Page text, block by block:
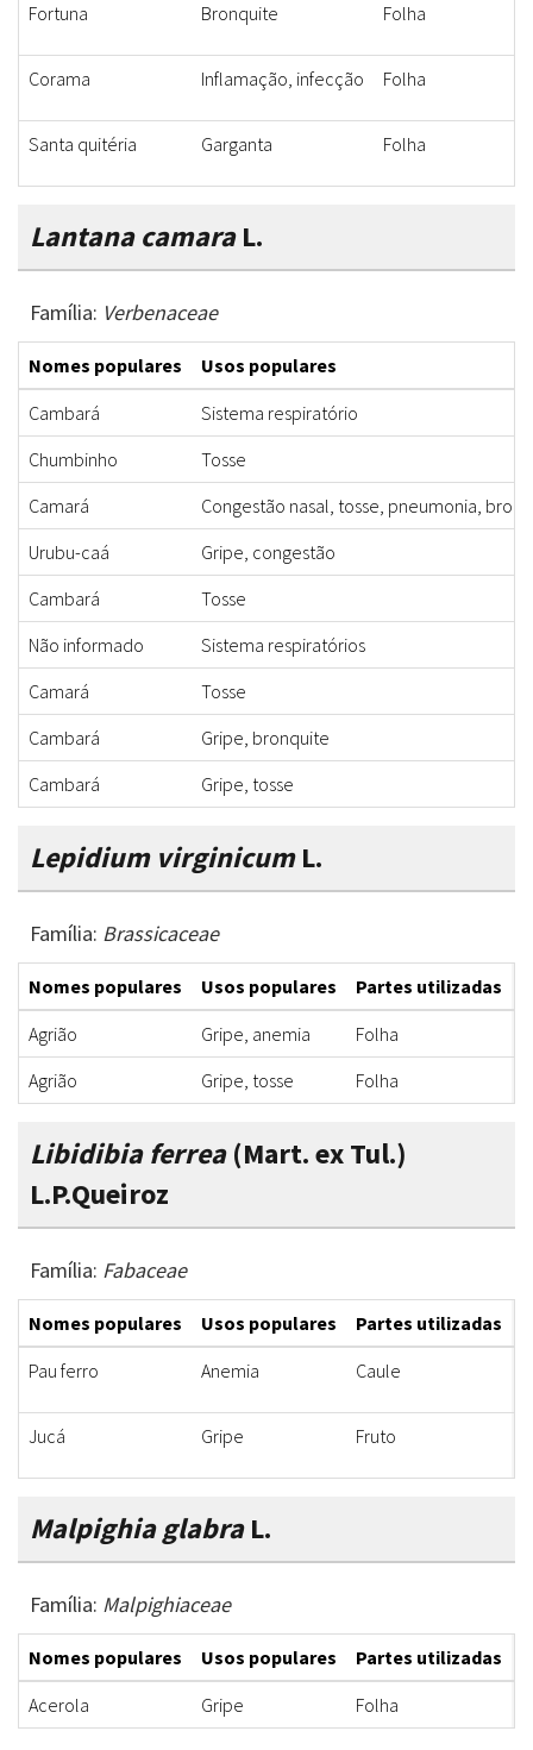
Fortuna
Bronquite Folha
Corama Inflamação, infecção Folha
Santa quitéria Garganta Folha
Lantana camaraL.
Família: Verbenaceae
Nomes populares
Usos populares
Cambará
Sistema respiratório
Chumbinho
Tosse
Camará
Congestão nasal, tosse, pneumonia,
Urubu-caá
Gripe, congestão
Cambará
Tosse
Não informado
Sistema respiratórios
Camará
Tosse
Cambará
Gripe, bronquite
Cambará
Gripe, tosse
Lepidium virginicumL.
Família: Brassicaceae
Nomes populares Usos populares Partes utilizadas
Agrião
Gripe, anemia Folha
Agrião
Gripe, tosse Folha
Libidibia ferrea(Mart. ex Tul.)
L.P.Queiroz
Família: Fabaceae
Nomes populares Usos populares Partes utilizadas
Pau ferro
Anemia Caule
Jucá Gripe Fruto
Malpighia glabraL.
Família: Malpighiaceae
Nomes populares Usos populares Partes utilizadas
Acerola
Gripe Folha